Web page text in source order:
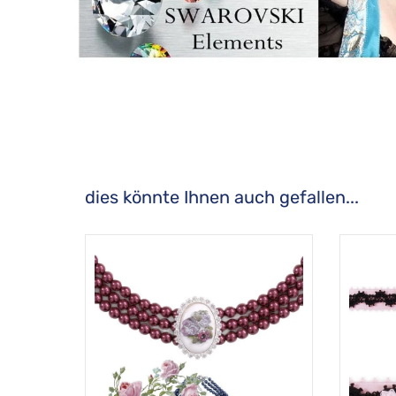
Produktgalerie überspringen
dies könnte Ihnen auch gefallen...